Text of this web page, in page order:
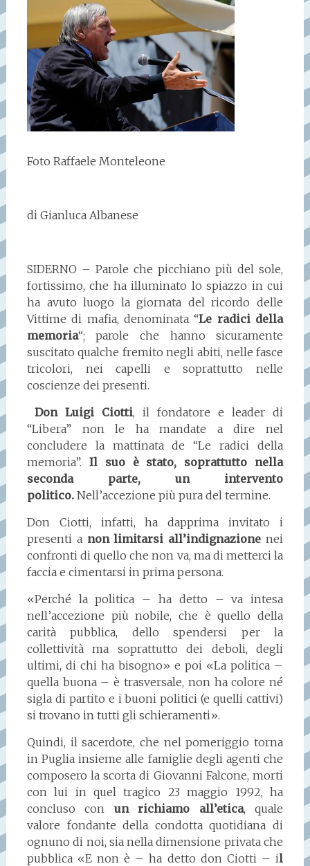
Foto Raffaele Monteleone
di Gianluca Albanese
SIDERNO – Parole che picchiano più del sole,
fortissimo, che ha illuminato lo spiazzo in cui
ha avuto luogo la giornata del ricordo delle
Vittime di mafia, denominata “Le radici della
memoria“; parole che hanno sicuramente
suscitato qualche fremito negli abiti, nelle fasce
tricolori, nei capelli e soprattutto nelle
coscienze dei presenti.
Don Luigi Ciotti, il fondatore e leader di
“Libera” non le ha mandate a dire nel
concludere la mattinata de “Le radici della
memoria”. Il suo è stato, soprattutto nella
seconda parte, un intervento
politico.Nell’accezione più pura del termine.
Don Ciotti, infatti, ha dapprima invitato i
presenti a non limitarsi all’indignazione nei
confronti di quello che non va, ma di metterci la
faccia e cimentarsi in prima persona.
«Perché la politica – ha detto – va intesa
nell’accezione più nobile, che è quello della
carità pubblica, dello spendersi per la
collettività ma soprattutto dei deboli, degli
ultimi, di chi ha bisogno» e poi «La politica –
quella buona – è trasversale, non ha colore né
sigla di partito e i buoni politici (e quelli cattivi)
si trovano in tutti gli schieramenti».
Quindi, il sacerdote, che nel pomeriggio torna
in Puglia insieme alle famiglie degli agenti che
composero la scorta di Giovanni Falcone, morti
con lui in quel tragico 23 maggio 1992, ha
concluso con un richiamo all’etica, quale
valore fondante della condotta quotidiana di
ognuno di noi, sia nella dimensione privata che
pubblica «E non è – ha detto don Ciotti – il